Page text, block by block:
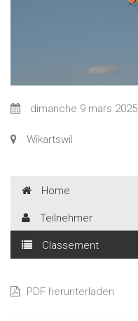
dimanche 9 mars 2025
Wikartswil
Home
Teilnehmer
Classement
PDF herunterladen